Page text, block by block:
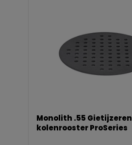
Monolith .55 Gietijzeren
kolenrooster ProSeries